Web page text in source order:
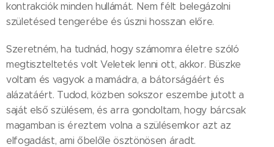
kontrakciók minden hullámát. Nem félt belegázolni
születésed tengerébe és úszni hosszan előre.
Szeretném, ha tudnád, hogy számomra életre szóló
megtiszteltetés volt Veletek lenni ott, akkor. Büszke
voltam és vagyok a mamádra, a bátorságáért és
alázatáért. Tudod, közben sokszor eszembe jutott a
saját első szülésem, és arra gondoltam, hogy bárcsak
magamban is éreztem volna a szülésemkor azt az
elfogadást, ami őbelőle ösztönösen áradt.